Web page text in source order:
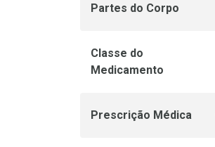
Partes do Corpo
Classe do
Medicamento
Prescrição Médica